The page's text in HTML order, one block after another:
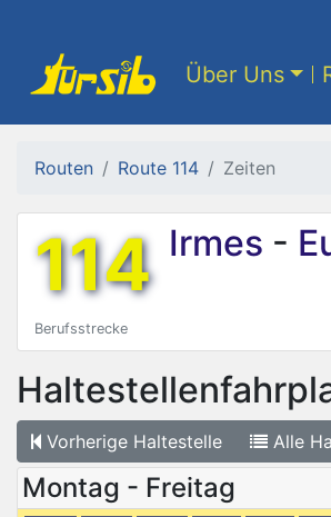
Über Uns
Routen Route 114 Zeiten
114 Irmes -
Berufsstrecke
Vorherige Haltestelle Alle
Montag - Freitag